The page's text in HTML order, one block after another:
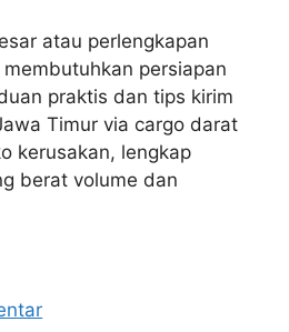
atau perlengkapan
persiapan
praktis dan tips kirim
Timur via cargo darat
kerusakan, lengkap
berat volume dan